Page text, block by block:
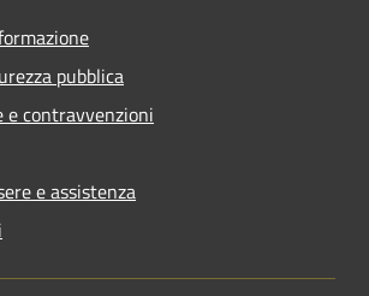
pubblica
e contravvenzioni
e assistenza